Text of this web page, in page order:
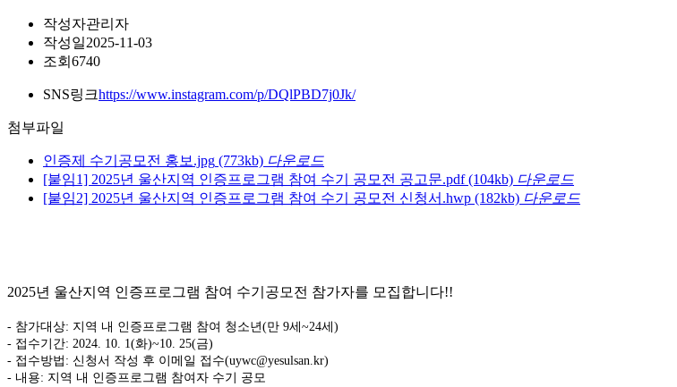
작성자관리자
작성일2025-11-03
조회 6740
SNS링크https://www.instagram.com/p/DQlPBD7j0Jk/
첨부파일
인증제 수기공모전 홍보.jpg (773kb) 다운로드
[붙임1] 2025년 울산지역 인증프로그램 참여 수기 공모전 공고문.pdf (104kb) 다운로드
[붙임2] 2025년 울산지역 인증프로그램 참여 수기 공모전 신청서.hwp (182kb) 다운로드
2025년 울산지역 인증프로그램 참여 수기공모전 참가자를 모집합니다!!
- 참가대상: 지역 내 인증프로그램 참여 청소년(만 9세~24세)
- 접수기간: 2024. 10. 1(화)~10. 25(금)
- 접수방법: 신청서 작성 후 이메일 접수(uywc@yesulsan.kr)
- 내용: 지역 내 인증프로그램 참여자 수기 공모